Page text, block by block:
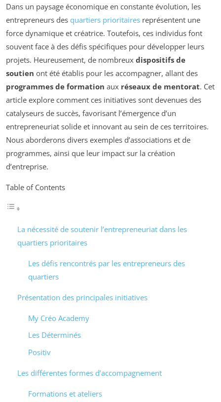
Dans un paysage économique en constante évolution, les
entrepreneurs des quartiers prioritaires représentent une
force dynamique et créatrice. Toutefois, ces individus font
souvent face à des défis spécifiques pour développer leurs
projets. Heureusement, de nombreux dispositifs de
soutien ont été établis pour les accompagner, allant des
programmes de formation aux réseaux de mentorat. Cet
article explore comment ces initiatives sont devenues des
catalyseurs de succès, favorisant l’émergence d’un
entrepreneuriat solide et innovant au sein de ces territoires.
Nous aborderons divers exemples d’associations et de
programmes, ainsi que leur impact sur la création
d’entreprise.
Table of Contents
La nécessité de soutenir l’entrepreneuriat dans les
quartiers prioritaires
Les défis rencontrés par les entrepreneurs des
quartiers
Présentation des principales initiatives
My Créo Academy
Les Déterminés
Positiv
Les différentes formes d’accompagnement
Formations et ateliers